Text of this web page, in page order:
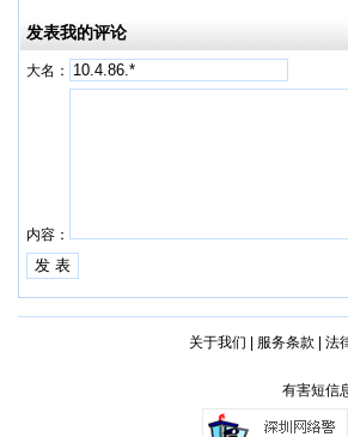
发表我的评论
大名：
内容：
关于我们 服务条款 法
有害短信